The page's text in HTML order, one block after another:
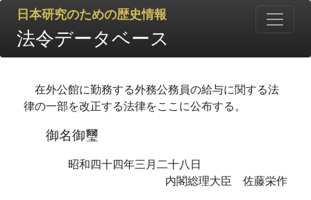
日本研究のための歴史情報
法令データベース
在外公館に勤務する外務公務員の給与に関する法
律の一部を改正する法律をここに公布する。
御名御璽
昭和四十四年三月二十八日
内閣総理大臣 佐藤栄作